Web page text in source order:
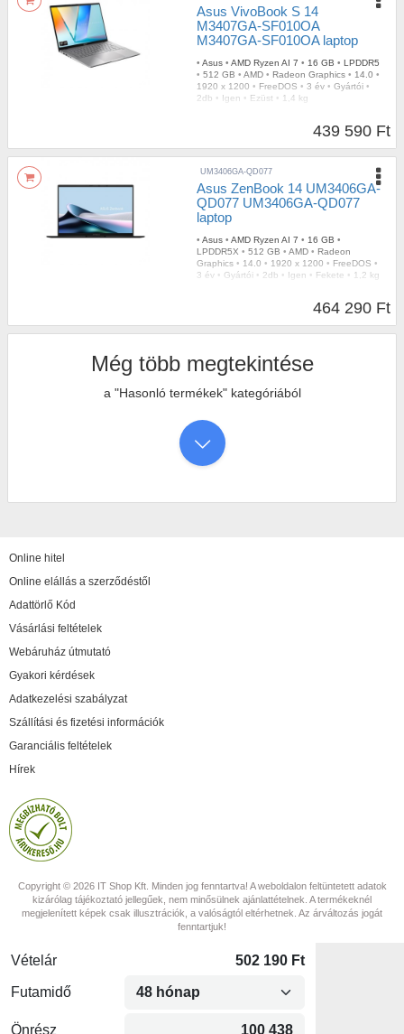
Asus VivoBook S 14
M3407GA-SF010OA
M3407GA-SF010OA laptop
• Asus • AMD Ryzen AI 7 • 16 GB • LPDDR5
• 512 GB • AMD • Radeon Graphics • 14.0 •
1920 x 1200 • FreeDOS • 3 év • Gyártói •
2db • Igen • Ezüst • 1,4 kg
439 590 Ft
UM3406GA-QD077
Asus ZenBook 14 UM3406GA-
QD077 UM3406GA-QD077
laptop
• Asus • AMD Ryzen AI 7 • 16 GB •
LPDDR5X • 512 GB • AMD • Radeon
Graphics • 14.0 • 1920 x 1200 • FreeDOS •
3 év • Gyártói • 2db • Igen • Fekete • 1,2 kg
464 290 Ft
Még több megtekintése
a "Hasonló termékek" kategóriából
Online hitel
Online elállás a szerződéstől
Adattörlő Kód
Vásárlási feltételek
Webáruház útmutató
Gyakori kérdések
Adatkezelési szabályzat
Szállítási és fizetési információk
Garanciális feltételek
Hírek
Copyright © 2026 IT Shop Kft. Minden jog fenntartva! A weboldalon feltüntetett adatok
kizárólag tájékoztató jellegűek, nem minősülnek ajánlattételnek. A termékeknél
megjelenített képek csak illusztrációk, a valóságtól eltérhetnek. Az árváltozás jogát
fenntartjuk!